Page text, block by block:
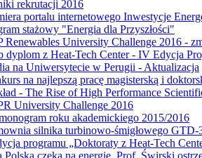
rekrutacji 2016
portalu internetowego Inwestycje
stażowy "Energia dla Przyszłości"
Renewables University Challenge 2016 -
dyplom z Heat-Tech Center - IV Edycja
na Uniwersytecie w Perugii - Aktualizacja
na najlepszą pracę magisterską i
- The Rise of High Performance
University Challenge 2016
roku akademickiego 2015/2016
silnika turbinowo-śmigłowego GTD-
programu „Doktoraty z Heat-Tech
Polska czeka na energię. Prof. Świrski